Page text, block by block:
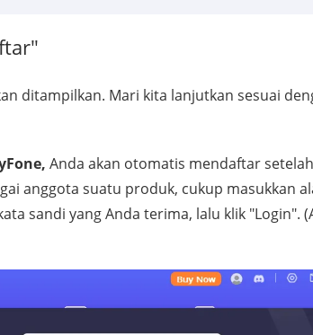
ditampilkan. Mari kita lanjutkan sesuai
Anda akan otomatis mendaftar
anggota suatu produk, cukup masukkan
sandi yang Anda terima, lalu klik "Login".